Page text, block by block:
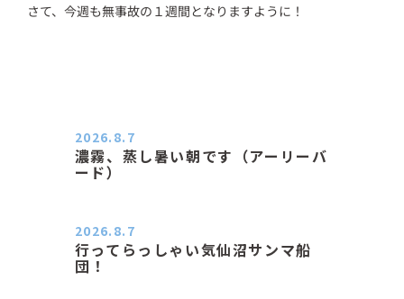
さて、今週も無事故の１週間となりますように！
濃霧、蒸し暑い朝です（アーリーバ
ード）
2026.8.7
行ってらっしゃい気仙沼サンマ船
団！
2026.8.7